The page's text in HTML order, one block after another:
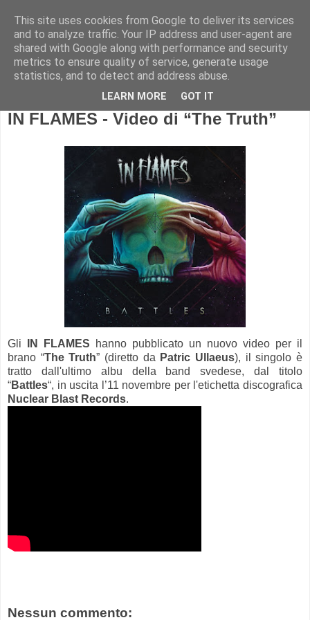
IN FLAMES - Video di “The Truth”
Gli IN FLAMES hanno pubblicato un nuovo video per il
brano “The Truth” (diretto da Patric Ullaeus), il singolo è
tratto dall'ultimo albu della band svedese, dal titolo
“Battles“, in uscita l’11 novembre per l'etichetta discografica
Nuclear Blast Records.
Nessun commento:
This site uses cookies from Google to deliver its services
and to analyze traffic. Your IP address and user-agent are
shared with Google along with performance and security
metrics to ensure quality of service, generate usage
statistics, and to detect and address abuse.
LEARN MORE GOT IT